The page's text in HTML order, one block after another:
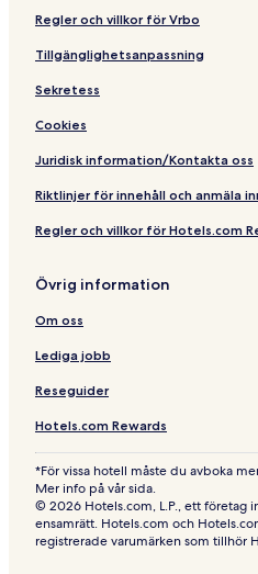
Regler och villkor för Vrbo
Tillgänglighetsanpassning
Sekretess
Cookies
Juridisk information/Kontakta oss
Riktlinjer för innehåll och anmäla
Regler och villkor för Hotels.com
Övrig information
Om oss
Lediga jobb
Reseguider
Hotels.com Rewards
*För vissa hotell måste du avboka
Mer info på vår sida.
© 2026 Hotels.com, L.P., ett företag
ensamrätt. Hotels.com och
registrerade varumärken som tillhör